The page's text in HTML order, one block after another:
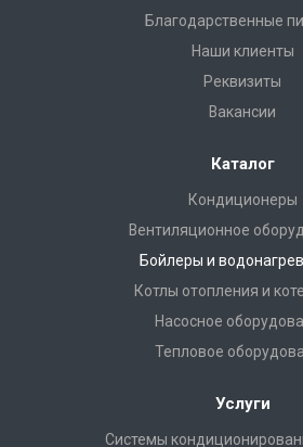
Благодарственные
Наши клиенты
Реквизиты
Вакансии
Каталог
Кондиционеры
Вентиляционное
Бойлеры и
Котлы отопления и
Насосное
Тепловое
Услуги
Системы